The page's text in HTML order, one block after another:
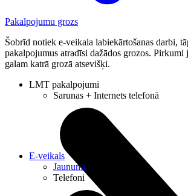
Pakalpojumu grozs
Šobrīd notiek e-veikala labiekārtošanas darbi,
pakalpojumus atradīsi dažādos grozos. Pirkumi
galam katrā grozā atsevišķi.
LMT pakalpojumi
Sarunas + Internets telefonā
E-veikals
Jaunumi
Telefoni